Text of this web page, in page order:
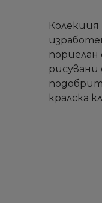
Колекция
кралска